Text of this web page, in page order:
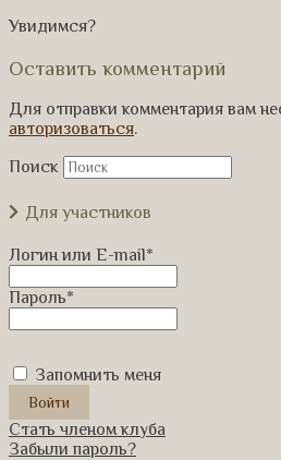
Увидимся?
Оставить комментарий
Для отправки комментария вам
авторизоваться.
Поиск
Для участников
Логин или E-mail*
Пароль*
Запомнить меня
Стать членом клуба
Забыли пароль?